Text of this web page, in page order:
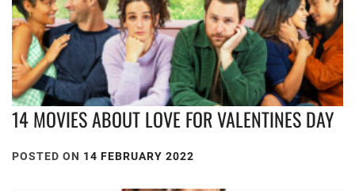
14 MOVIES ABOUT LOVE FOR VALENTINES DAY
POSTED ON 14 FEBRUARY 2022